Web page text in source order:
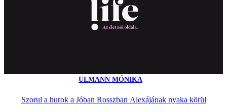
ULMANN MÓNIKA
Szorul a hurok a Jóban Rosszban Alexájának nyaka körül